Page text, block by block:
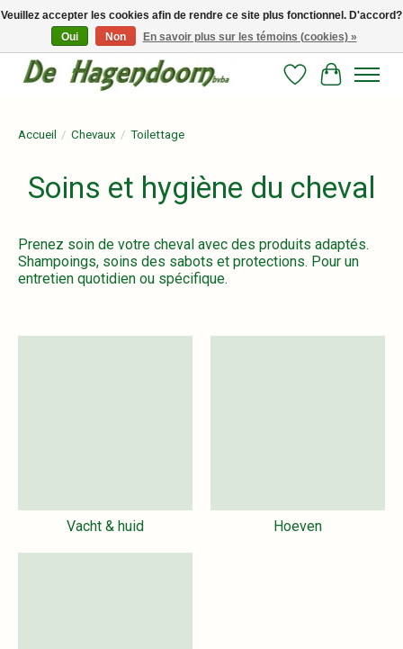
Persoonlijk advies en betrouwbare voeding voor jouw paard!
Liste dePanier
Accueil / Chevaux / Toilettage
Soins et hygiène du cheval
Prenez soin de votre cheval avec des produits adaptés.
Shampoings, soins des sabots et protections. Pour un
entretien quotidien ou spécifique.
Vacht & huid Hoeven
Veuillez accepter les cookies afin de rendre ce site plus fonctionnel. D'accord?
Oui
Non En savoir plus sur les témoins (cookies) »